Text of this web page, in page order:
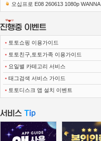
오십프로 E08 260613 1080p WANNA
• 토토쇼핑 이용가이드
• 토토친구,토토가족 이용가이드
• 요일별 카테고리 서비스
• 태그검색 서비스 가이드
• 토토디스크 앱 설치 이벤트